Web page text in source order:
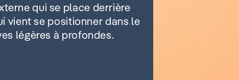
qui se place derrière
vient se positionner dans le
légères à profondes.